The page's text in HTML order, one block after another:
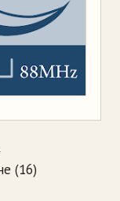
.
(16)